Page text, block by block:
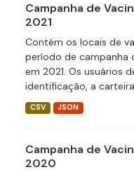
Campanha de
2021
Contém os locais de
período de campanha
em 2021. Os usuários
identificação, a
CSV JSON
Campanha de
2020